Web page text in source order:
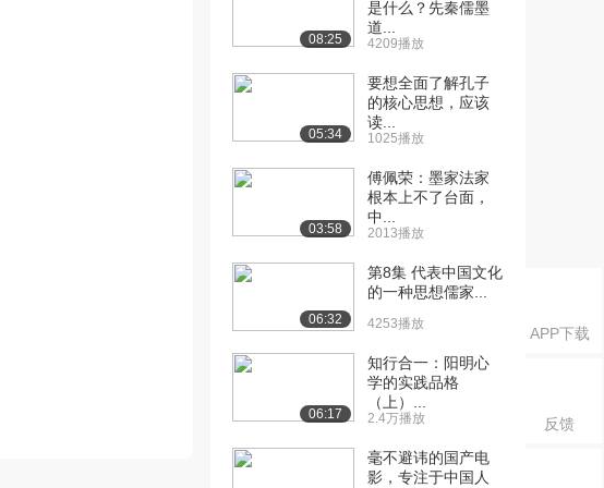
APP下载
反馈
08:25
是什么？先秦儒墨
道...
4209播放
05:34
要想全面了解孔子
的核心思想，应该
读...
1025播放
03:58
傅佩荣：墨家法家
根本上不了台面，
中...
2013播放
06:32
第8集 代表中国文化
的一种思想儒家...
4253播放
06:17
知行合一：阳明心
学的实践品格
（上）...
2.4万播放
毫不避讳的国产电
影，专注于中国人